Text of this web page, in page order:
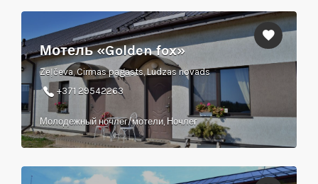
Мотель «Golden fox»
Zeļčeva, Cirmas pagasts, Ludzas novads
+371 29542263
Молодежный ночлег/мотели, Ночлег